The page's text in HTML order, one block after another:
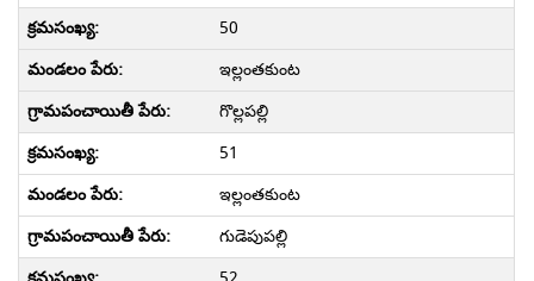
50
ఇల్లంతకుంట
గొల్లపల్లి
51
ఇల్లంతకుంట
గుడెపుపల్లి